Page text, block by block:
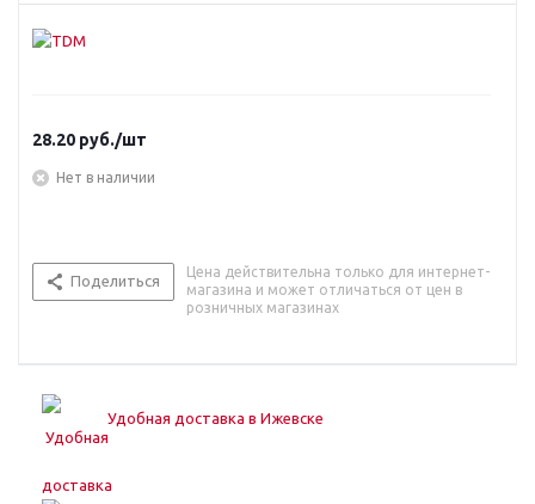
28.20 руб./шт
Нет в наличии
Поделиться
Цена действительна только для интернет-
магазина и может отличаться от цен в
розничных магазинах
Удобная доставка в Ижевске